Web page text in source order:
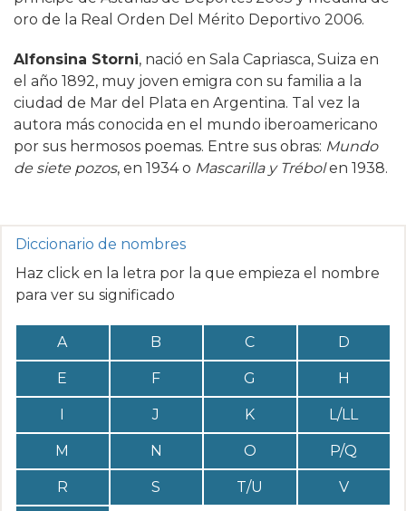
oro de la Real Orden Del Mérito Deportivo 2006.
Alfonsina Storni, nació en Sala Capriasca, Suiza en
el año 1892, muy joven emigra con su familia a la
ciudad de Mar del Plata en Argentina. Tal vez la
autora más conocida en el mundo iberoamericano
por sus hermosos poemas. Entre sus obras: Mundo
de siete pozos, en 1934 o Mascarilla y Trébolen 1938.
Diccionario de nombres
Haz click en la letra por la que empieza el nombre
para ver su significado
A B C D
E F G H
I J K L/LL
M N O P/Q
R S T/U V